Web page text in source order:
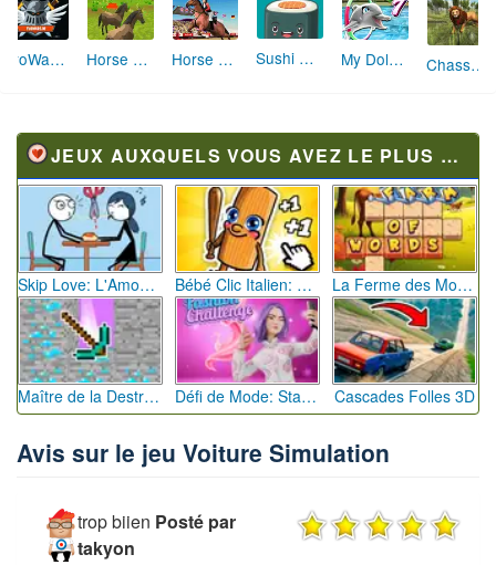
City Driving Truck Simulator 3D Course en Jet-Ski Sprinteurs Héros Concept Car Cascade Pop It! 3D
JEUX AUXQUELS VOUS AVEZ LE PLUS JOUÉ
Cascades Folles 3D
Avis sur le jeu Voiture Simulation
trop biien Posté par
takyon